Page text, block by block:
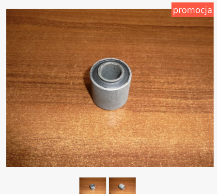
promocja